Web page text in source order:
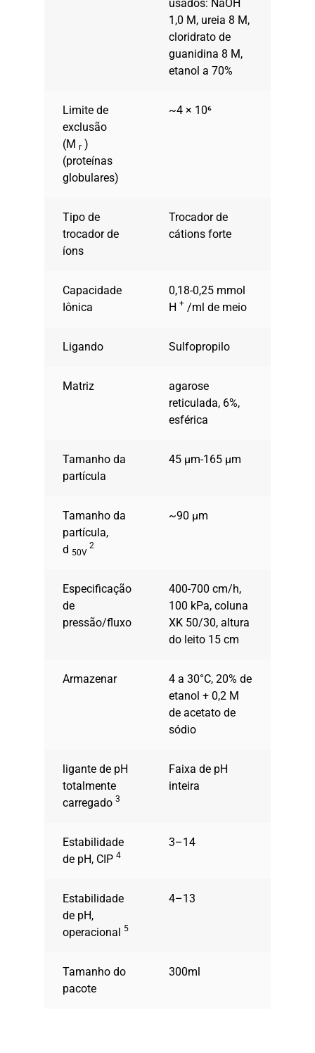
usados: NaOH
1,0 M, ureia 8 M,
cloridrato de
guanidina 8 M,
etanol a 70%
Limite de
exclusão
(Mr )
(proteínas
globulares)
~4 × 10⁶
Tipo de
trocador de
íons
Trocador de
cátions forte
Capacidade
Iônica
0,18-0,25 mmol
H+ /ml de meio
Ligando Sulfopropilo
Matriz
agarose
reticulada, 6%,
esférica
Tamanho da
partícula
45 µm-165 µm
Tamanho da
partícula,
d 50V
2
~90 µm
Especificação
de
pressão/fluxo
400-700 cm/h,
100 kPa, coluna
XK 50/30, altura
do leito 15 cm
Armazenar
4 a 30°C, 20% de
etanol + 0,2 M
de acetato de
sódio
ligante de pH
totalmente
carregado3
Faixa de pH
inteira
Estabilidade
de pH, CIP4
3–14
Estabilidade
de pH,
operacional 5
4–13
Tamanho do
pacote
300ml